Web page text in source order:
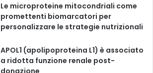
Le microproteine ​​mitocondriali come
promettenti biomarcatori per
personalizzare le strategie nutrizionali
APOL1 (apolipoproteina L1) è associato
a ridotta funzione renale post-
donazione